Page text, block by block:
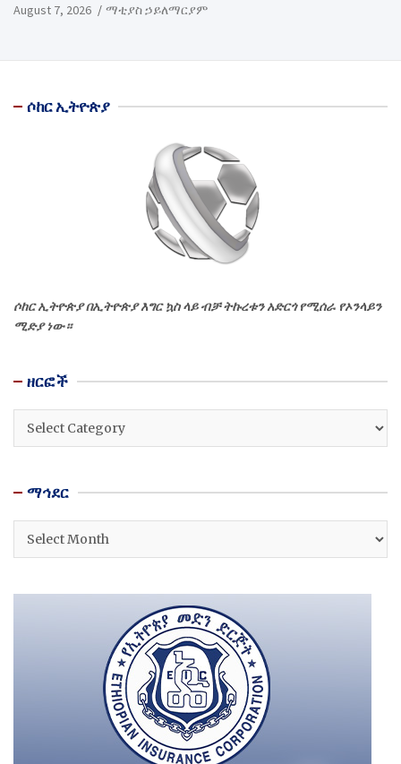
August 7, 2026 ማቲያስ ኃይለማርያም
ሶከር ኢትዮጵያ
ሶከር ኢትዮጵያ በኢትዮጵያ እግር ኳስ ላይ ብቻ ትኩረቱን አድርጎ የሚሰራ የኦንላይን
ሚድያ ነው።
ዘርፎች
ዘርፎች
ማኅደር
ማኅደር